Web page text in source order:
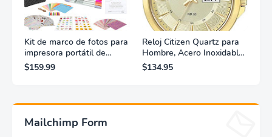
Kit de marco de fotos para
impresora portátil de
fotografías y vídeos
Lifeprint 3x4,5 (blanca)
$159.99
Reloj Citizen Quartz para
Hombre, Acero Inoxidable,
Clásico, Dorado
$134.95
Mailchimp Form